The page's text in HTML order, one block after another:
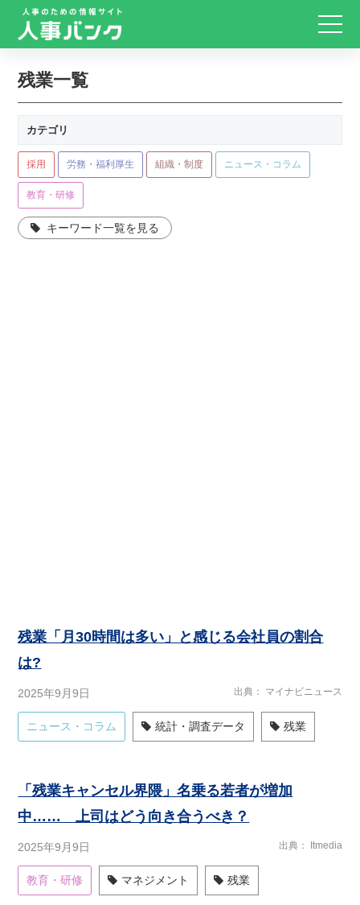
残業一覧
カテゴリ
採用 労務・福利厚生 組織・制度 ニュース・コラム
教育・研修
キーワード一覧を見る
残業「月30時間は多い」と感じる会社員の割合
は?
2025年9月9日 出典 マイナビニュース
ニュース・コラム 統計・調査データ 残業
「残業キャンセル界隈」名乗る若者が増加
中…… 上司はどう向き合うべき？
2025年9月9日 出典 Itmedia
教育・研修 マネジメント 残業